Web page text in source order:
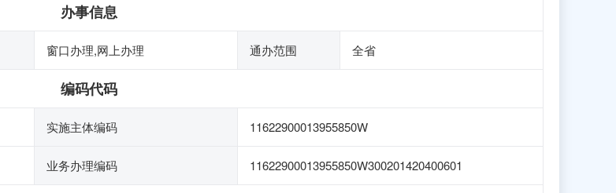
办事信息
窗口办理,网上办理 通办范围 全省
编码代码
实施主体编码 11622900013955850W
业务办理编码 11622900013955850W300201420400601